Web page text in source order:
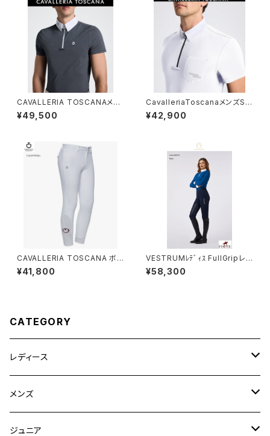
CAVALLERIA TOSCANAメン
¥49,500
CavalleriaToscanaメンズSS
シャツCAU254JE022
¥42,900
CAVALLERIA TOSCANA ボ
ーイズ膝グリップブリーチ PAO
001JE010
¥41,800
VESTRUMﾚﾃﾞｨｽ FullGripレギ
ンス W105265077
¥58,300
CATEGORY
レディース
競技用ジャケット
キュロット
メンズ
競技用ジャケット
ジュニア